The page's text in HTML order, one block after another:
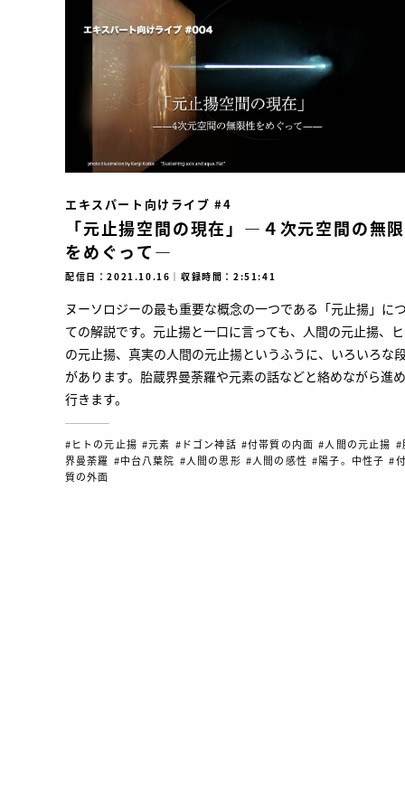
エキスパート向けライブ #4
「元止揚空間の現在」―４次元空間の無
をめぐって―
配信日：2021.10.16 ｜収録時間：2:51:41
ヌーソロジーの最も重要な概念の一つである「元止揚」に
ての解説です。元止揚と一口に言っても、人間の元止揚、
の元止揚、真実の人間の元止揚というふうに、いろいろな
があります。胎蔵界曼荼羅や元素の話などと絡めながら進
行きます。
#ヒトの元止揚 #元素 #ドゴン神話 #付帯質の内面 #人間の元止揚 #
界曼荼羅 #中台八葉院 #人間の思形 #人間の感性 #陽子。中性子 #
質の外面